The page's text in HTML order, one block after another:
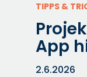
TIPPS &
App
2.6.2026